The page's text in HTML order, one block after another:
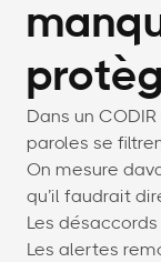
Dans un
paroles se
On mesure
qu’il faudrait
Les
Les alertes